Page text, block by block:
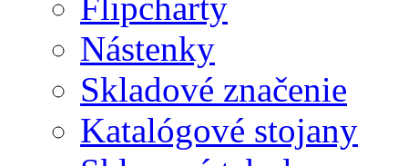
Nástenky
Skladové značenie
Katalógové stojany